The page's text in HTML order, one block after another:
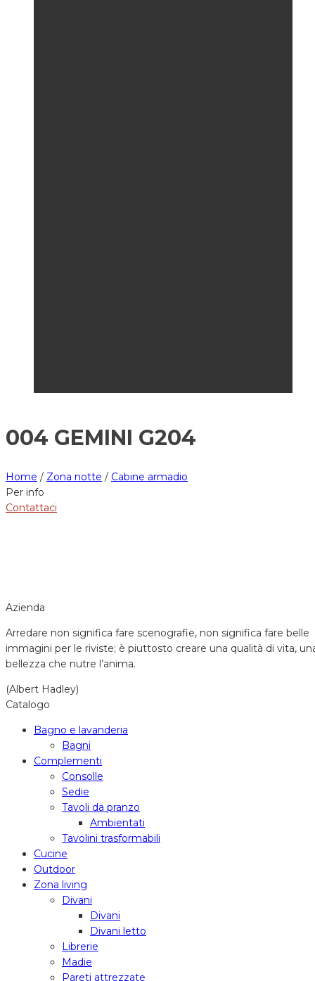
004 GEMINI G204
Home / Zona notte / Cabine armadio
Per info
Contattaci
Azienda
Arredare non significa fare scenografie, non significa fare belle
immagini per le riviste; è piuttosto creare una qualità di vita,
bellezza che nutre l’anima.
(Albert Hadley)
Catalogo
Bagno e lavanderia
Bagni
Complementi
Consolle
Sedie
Tavoli da pranzo
Ambientati
Tavolini trasformabili
Cucine
Outdoor
Zona living
Divani
Divani
Divani letto
Librerie
Madie
Pareti attrezzate